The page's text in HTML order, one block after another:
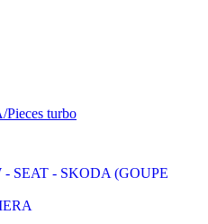
Pieces turbo
SEAT - SKODA (GOUPE